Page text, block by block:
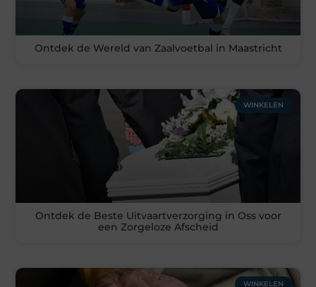
Ontdek de Wereld van Zaalvoetbal in Maastricht
WINKELEN
Ontdek de Beste Uitvaartverzorging in Oss voor
een Zorgeloze Afscheid
WINKELEN